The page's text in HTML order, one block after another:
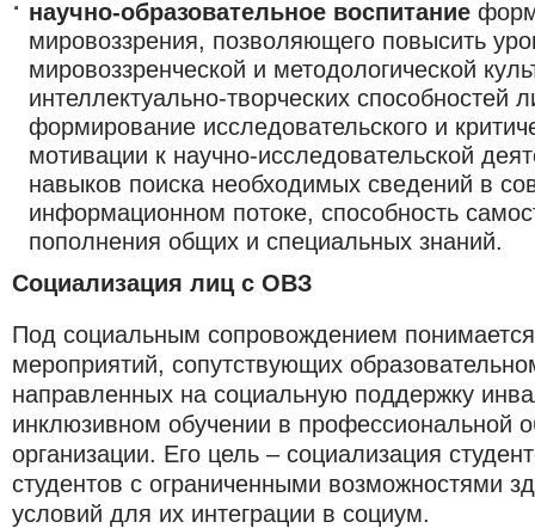
научно-образовательное воспитание
мировоззрения, позволяющего повысить
мировоззренческой и методологической
интеллектуально-творческих способностей
формирование исследовательского и
мотивации к научно-исследовательской
навыков поиска необходимых сведений в
информационном потоке, способность
пополнения общих и специальных знаний.
Социализация лиц с ОВЗ
Под социальным сопровождением понимается
мероприятий, сопутствующих
направленных на социальную поддержку
инклюзивном обучении в профессиональной
организации. Его цель – социализация
студентов с ограниченными возможностями
условий для их интеграции в социум.